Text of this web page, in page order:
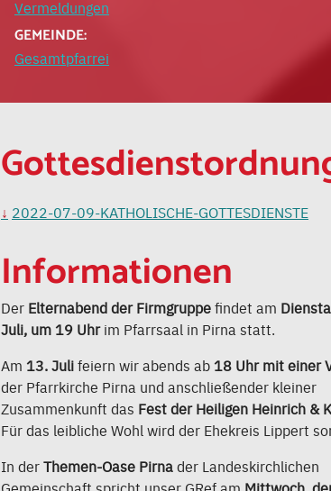
Vermeldungen
GEMEINDE:
Gesamtpfarrei
2022-07-09-KATHOLISCHE-GOTTESDIENSTE
Informationen
Der Elternabend der Firmgruppefindet am
Juli, um 19 Uhrim Pfarrsaal in Pirna statt.
Am 13. Julifeiern wir abends ab 18 Uhr mit einer
der Pfarrkirche Pirna und anschließender kleiner
Zusammenkunft das Fest der Heiligen Heinrich &
Für das leibliche Wohl wird der Ehekreis Lippert
In derThemen-Oase Pirnader Landeskirchlichen